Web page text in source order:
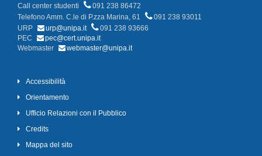
Call center studenti
091 238 86472
Telefono Amm. C.le di P.zza Marina, 61
091 238 93011
URP
urp@unipa.it
091 238 93666
PEC
pec@cert.unipa.it
Webmaster
webmaster@unipa.it
Accessibilità
Orientamento
Ufficio Relazioni con il Pubblico
Credits
Mappa del sito